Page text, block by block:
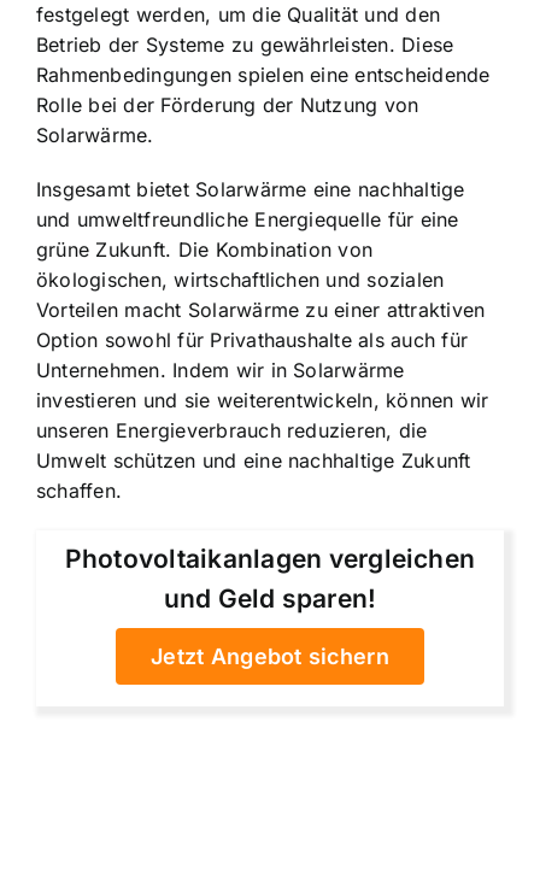
festgelegt werden, um die Qualität und den
Betrieb der Systeme zu gewährleisten. Diese
Rahmenbedingungen spielen eine entscheidende
Rolle bei der Förderung der Nutzung von
Solarwärme.
Insgesamt bietet Solarwärme eine nachhaltige
und umweltfreundliche Energiequelle für eine
grüne Zukunft. Die Kombination von
ökologischen, wirtschaftlichen und sozialen
Vorteilen macht Solarwärme zu einer attraktiven
Option sowohl für Privathaushalte als auch für
Unternehmen. Indem wir in Solarwärme
investieren und sie weiterentwickeln, können wir
unseren Energieverbrauch reduzieren, die
Umwelt schützen und eine nachhaltige Zukunft
schaffen.
Photovoltaikanlagen vergleichen
und Geld sparen!
Jetzt Angebot sichern